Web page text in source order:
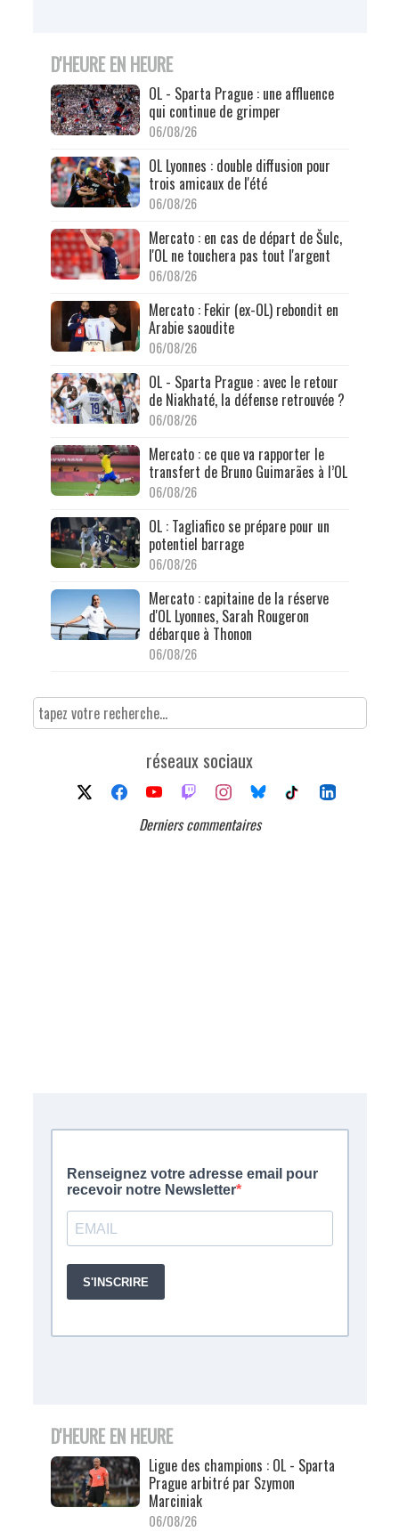
D'HEURE EN HEURE
OL - Sparta Prague : une affluence
qui continue de grimper
06/08/26
OL Lyonnes : double diffusion pour
trois amicaux de l'été
06/08/26
Mercato : en cas de départ de Šulc,
l'OL ne touchera pas tout l'argent
06/08/26
Mercato : Fekir (ex-OL) rebondit en
Arabie saoudite
06/08/26
OL - Sparta Prague : avec le retour
de Niakhaté, la défense retrouvée ?
06/08/26
Mercato : ce que va rapporter le
transfert de Bruno Guimarães à l’OL
06/08/26
OL : Tagliafico se prépare pour un
potentiel barrage
06/08/26
Mercato : capitaine de la réserve
d'OL Lyonnes, Sarah Rougeron
débarque à Thonon
06/08/26
réseaux sociaux
Derniers commentaires
D'HEURE EN HEURE
Ligue des champions : OL - Sparta
Prague arbitré par Szymon
Marciniak
06/08/26